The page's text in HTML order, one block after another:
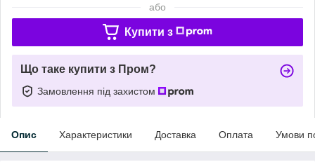
або
Купити з
Що таке купити з Пром?
Замовлення під захистом
Опис Характеристики Доставка Оплата Умови